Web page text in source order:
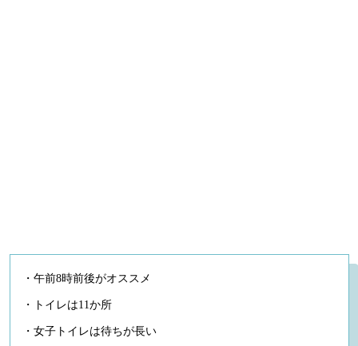
・午前8時前後がオススメ
・トイレは11か所
・女子トイレは待ちが長い